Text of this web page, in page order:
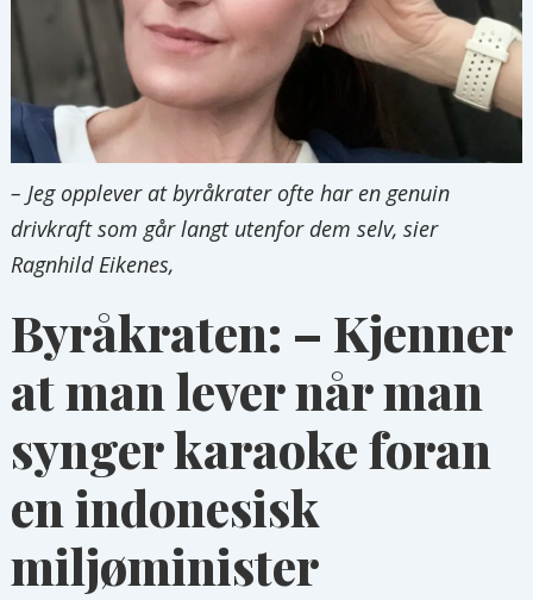
– Jeg opplever at byråkrater ofte har en genuin
drivkraft som går langt utenfor dem selv, sier
Ragnhild Eikenes,
Byråkraten: – Kjenner
at man lever når man
synger karaoke foran
en indonesisk
miljøminister